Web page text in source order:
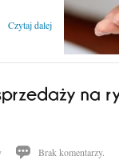
Czytaj dalej
Brak komentarzy.